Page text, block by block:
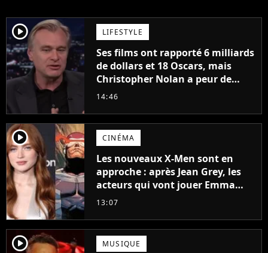
player2 LIFESTYLE
Ses films ont rapporté 6 milliards
de dollars et 18 Oscars, mais
Christopher Nolan a peur de
tourner un genre de films très
14:46
player2 CINÉMA
Les nouveaux X-Men sont en
approche : après Jean Grey, les
acteurs qui vont jouer Emma
Frost et Cyclope trouvés !
13:07
player2 MUSIQUE